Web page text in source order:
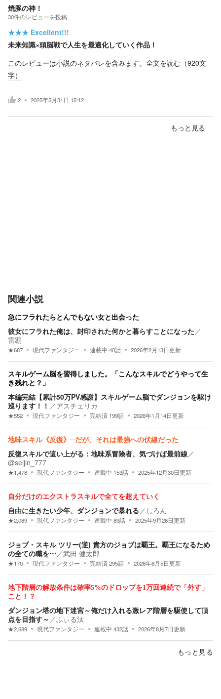
焼豚の神！
30件のレビューを投稿
★★★ Excellent!!!
未来知識×頭脳戦で人生を最適化していく作品！
このレビューは小説のネタバレを含みます。 全文を読む（920文
字）
2 2025年5月31日 15:12
もっと見る
関連小説
急にフラれたらとんでもない女と出会った
彼女にフラれた俺は、封印された何かと暮らすことになった ／
雷覇
★687 現代ファンタジー 連載中 40話 2026年2月13日更新
スキルゲーム脳を習得しました。「こんなスキルでどうやって生
き残れと？」
本編完結【累計50万PV感謝】スキルゲーム脳でダンジョンを駆け
巡ります！！ ／アスチェリカ
★552 現代ファンタジー 完結済 199話 2026年1月14日更新
地味スキル《反復》─だが、それは最強への伏線だった
反復スキルで這い上がる：地味系冒険者、気づけば最前線／
@seijin_777
★1,478 現代ファンタジー 連載中 153話 2025年12月30日更新
自分だけのエクストラスキルで全てを超えていく
自由に生きたい少年、ダンジョンで暴れる ／ しろん
★2,089 現代ファンタジー 連載中 89話 2025年9月26日更新
ジョブ・スキル ツリー(逆) 貴方のジョブは覇王。覇王になるため
の全ての職を… ／武田 健太郎
★170 現代ファンタジー 完結済295話 2026年6月5日更新
地下階層の解放条件は確率5%のドロップを1万回連続で「外す」
こと！？
ダンジョン塔の地下迷宮～俺だけ入れる激レア階層を駆使して頂
点を目指す～ ／ふぃる汰
★2,689 現代ファンタジー 連載中 432話 2026年8月7日更新
もっと見る